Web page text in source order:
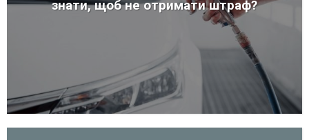
знати, щоб не отримати штраф?